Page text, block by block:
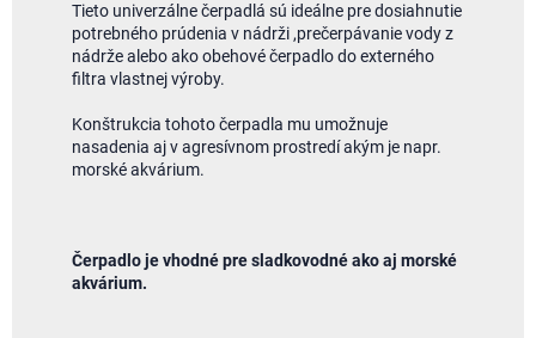
Tieto univerzálne čerpadlá sú ideálne pre dosiahnutie
potrebného prúdenia v nádrži ,prečerpávanie vody z
nádrže alebo ako obehové čerpadlo do externého
filtra vlastnej výroby.
Konštrukcia tohoto čerpadla mu umožnuje
nasadenia aj v agresívnom prostredí akým je napr.
morské akvárium.
Čerpadlo je vhodné pre sladkovodné ako aj morské
akvárium.